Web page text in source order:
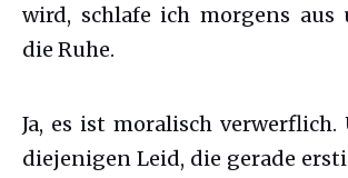
wird, schlafe ich morgens aus
die Ruhe.
Ja, es ist moralisch
diejenigen Leid, die gerade